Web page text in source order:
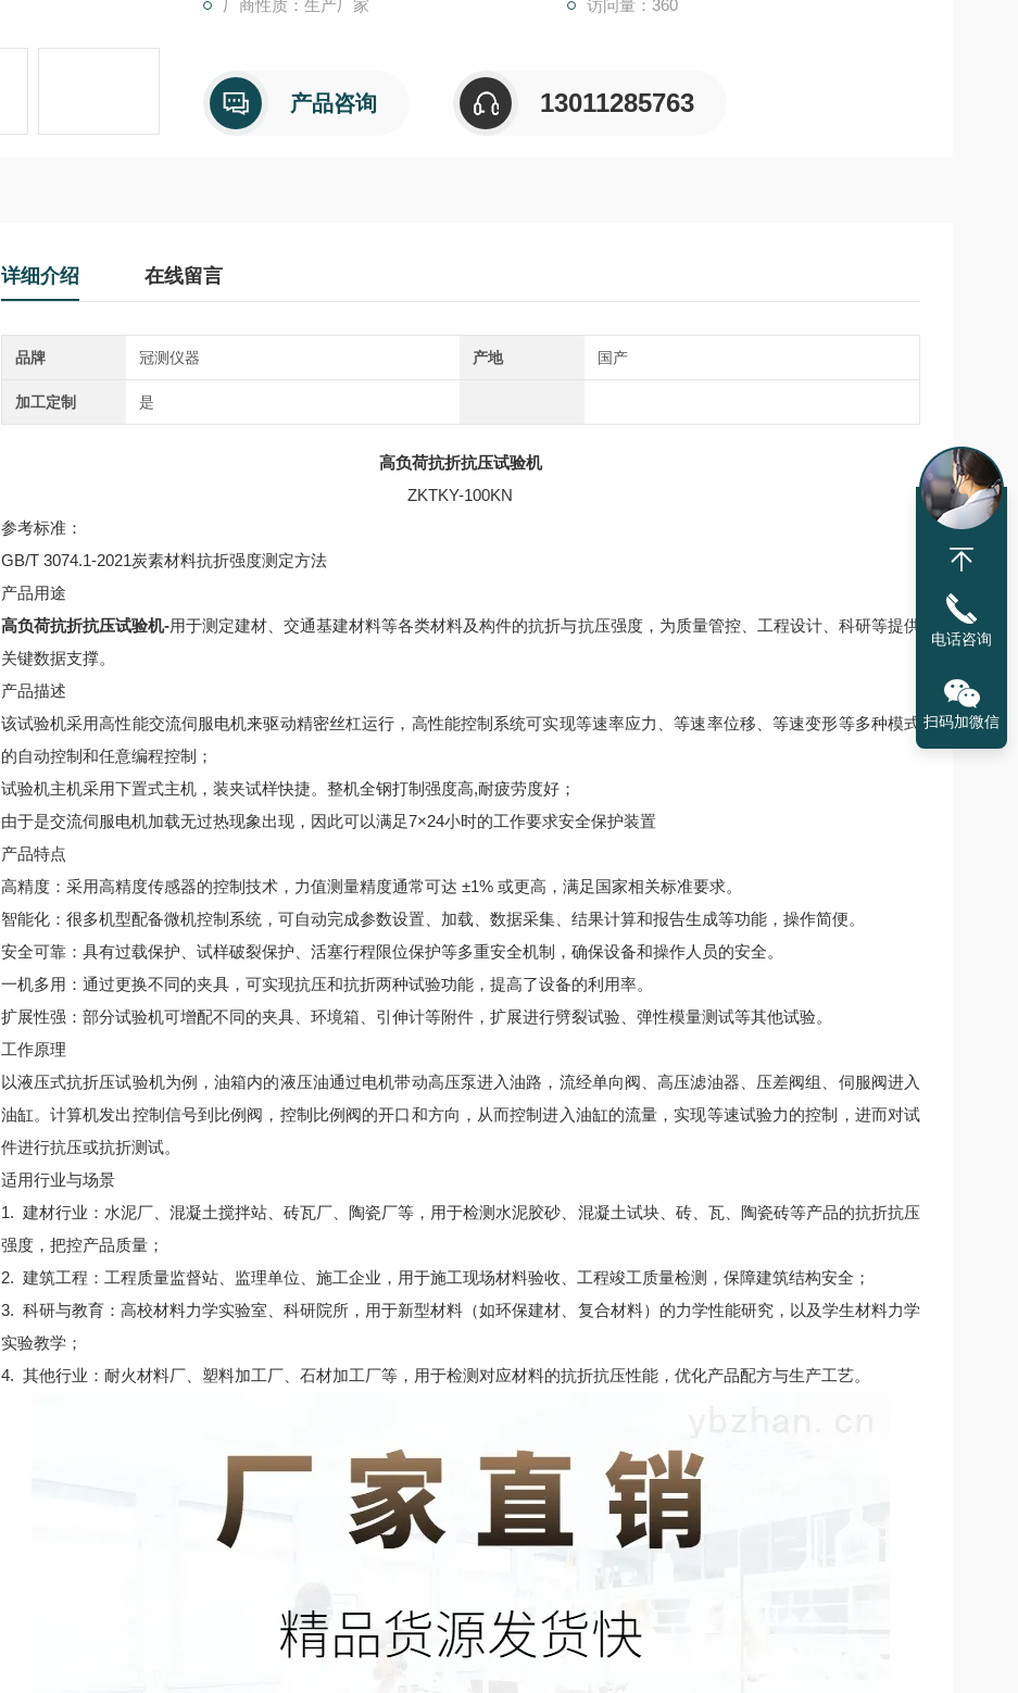
厂商性质：生产厂家 访问量：360
产品咨询 13011285763
详细介绍 在线留言
品牌 冠测仪器 产地 国产
加工定制 是
高负荷抗折抗压试验机
ZKTKY-100KN
参考标准：
GB/T 3074.1-2021炭素材料抗折强度测定方法
产品用途
高负荷抗折抗压试验机-用于测定建材、交通基建材料等各类材料及构件的抗折与抗压强度，为质量管控、工程设计、科研等提供
关键数据支撑。
产品描述
该试验机采用高性能交流伺服电机来驱动精密丝杠运行，高性能控制系统可实现等速率应力、等速率位移、等速变形等多种模式
的自动控制和任意编程控制；
试验机主机采用下置式主机，装夹试样快捷。整机全钢打制强度高,耐疲劳度好；
由于是交流伺服电机加载无过热现象出现，因此可以满足7×24小时的工作要求安全保护装置
产品特点
高精度：采用高精度传感器的控制技术，力值测量精度通常可达 ±1% 或更高，满足国家相关标准要求。
智能化：很多机型配备微机控制系统，可自动完成参数设置、加载、数据采集、结果计算和报告生成等功能，操作简便。
安全可靠：具有过载保护、试样破裂保护、活塞行程限位保护等多重安全机制，确保设备和操作人员的安全。
一机多用：通过更换不同的夹具，可实现抗压和抗折两种试验功能，提高了设备的利用率。
扩展性强：部分试验机可增配不同的夹具、环境箱、引伸计等附件，扩展进行劈裂试验、弹性模量测试等其他试验。
工作原理
以液压式抗折压试验机为例，油箱内的液压油通过电机带动高压泵进入油路，流经单向阀、高压滤油器、压差阀组、伺服阀进入
油缸。计算机发出控制信号到比例阀，控制比例阀的开口和方向，从而控制进入油缸的流量，实现等速试验力的控制，进而对试
件进行抗压或抗折测试。
适用行业与场景
1. 建材行业：水泥厂、混凝土搅拌站、砖瓦厂、陶瓷厂等，用于检测水泥胶砂、混凝土试块、砖、瓦、陶瓷砖等产品的抗折抗压
强度，把控产品质量；
2. 建筑工程：工程质量监督站、监理单位、施工企业，用于施工现场材料验收、工程竣工质量检测，保障建筑结构安全；
3. 科研与教育：高校材料力学实验室、科研院所，用于新型材料（如环保建材、复合材料）的力学性能研究，以及学生材料力学
实验教学；
4. 其他行业：耐火材料厂、塑料加工厂、石材加工厂等，用于检测对应材料的抗折抗压性能，优化产品配方与生产工艺。
电话咨询
扫码加微信